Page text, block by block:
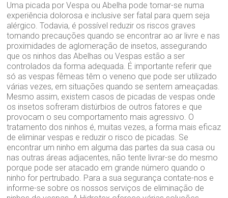
Uma picada por Vespa ou Abelha pode tornar-se numa
experiência dolorosa e inclusive ser fatal para quem seja
alérgico. Todavia, é possível reduzir os riscos graves
tomando precauções quando se encontrar ao ar livre e nas
proximidades de aglomeração de insetos, assegurando
que os ninhos das Abelhas ou Vespas estão a ser
controlados da forma adequada. É importante referir que
só as vespas fêmeas têm o veneno que pode ser utilizado
várias vezes, em situações quando se sentem ameaçadas.
Mesmo assim, existem casos de picadas de vespas onde
os insetos sofreram distúrbios de outros fatores e que
provocam o seu comportamento mais agressivo. O
tratamento dos ninhos é, muitas vezes, a forma mais eficaz
de eliminar vespas e reduzir o risco de picadas. Se
encontrar um ninho em alguma das partes da sua casa ou
nas outras áreas adjacentes, não tente livrar-se do mesmo
porque pode ser atacado em grande número quando o
ninho for pertrubado. Para a sua segurança contate-nos e
informe-se sobre os nossos serviços de eliminação de